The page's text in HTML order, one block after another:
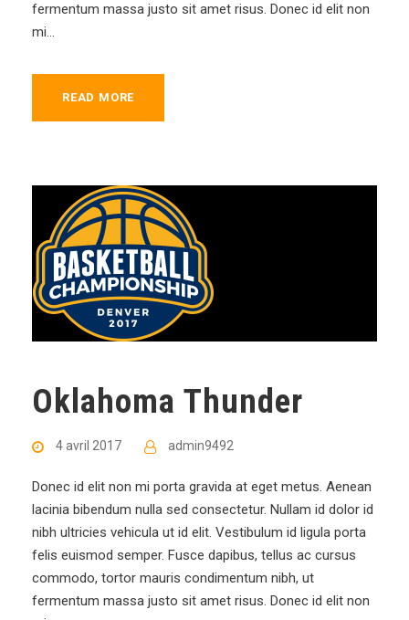
fermentum massa justo sit amet risus. Donec id elit non
mi...
READ MORE
Oklahoma Thunder
4 avril 2017 admin9492
Donec id elit non mi porta gravida at eget metus. Aenean
lacinia bibendum nulla sed consectetur. Nullam id dolor id
nibh ultricies vehicula ut id elit. Vestibulum id ligula porta
felis euismod semper. Fusce dapibus, tellus ac cursus
commodo, tortor mauris condimentum nibh, ut
fermentum massa justo sit amet risus. Donec id elit non